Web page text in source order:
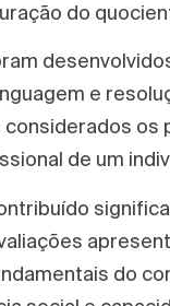
do
e
os
de um
do